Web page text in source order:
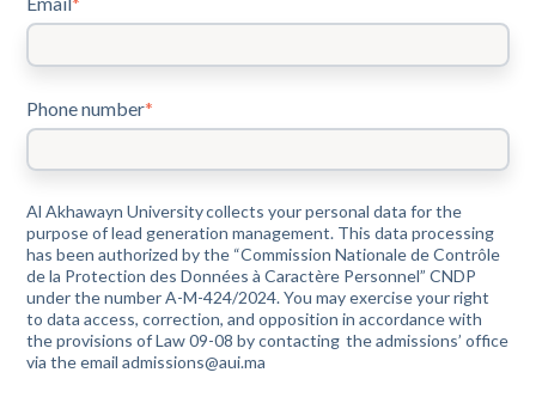
Phone number*
Al Akhawayn University collects your personal data for the
purpose of lead generation management. This data processing
has been authorized by the “Commission Nationale de Contrôle
de la Protection des Données à Caractère Personnel” CNDP
under the number A-M-424/2024. You may exercise your right
to data access, correction, and opposition in accordance with
the provisions of Law 09-08 by contacting the admissions’ office
via the email admissions@aui.ma